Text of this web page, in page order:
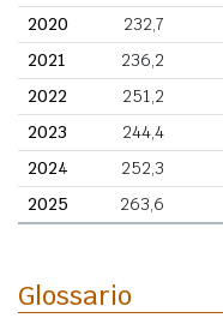
2020
232,7
2021
236,2
2022
251,2
2023
244,4
2024
252,3
2025
263,6
Glossario